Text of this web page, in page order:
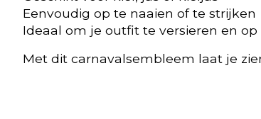
Eenvoudig op te naaien of te strijken
Ideaal om je outfit te versieren en
Met dit carnavalsembleem laat je